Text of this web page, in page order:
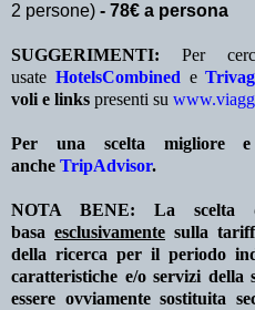
2 persone) - 78€ a persona
SUGGERIMENTI: Per
usate HotelsCombined e
voli e links presenti su
Per una scelta migliore e
anche TripAdvisor.
NOTA BENE: La scelta
basa esclusivamente sulla
della ricerca per il periodo
caratteristiche e/o servizi della
essere ovviamente sostituita